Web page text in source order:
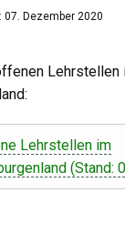
Dezember 2020
Lehrstellen
Lehrstellen im
(Stand: